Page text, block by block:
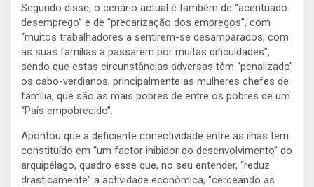
Segundo disse, o cenário actual é também de “acentuado
desemprego” e de “precarização dos empregos”, com
“muitos trabalhadores a sentirem-se desamparados, com
as suas famílias a passarem por muitas dificuldades”,
sendo que estas circunstâncias adversas têm “penalizado”
os cabo-verdianos, principalmente as mulheres chefes de
família, que são as mais pobres de entre os pobres de um
“País empobrecido”.
Apontou que a deficiente conectividade entre as ilhas tem
constituído em “um factor inibidor do desenvolvimento” do
arquipélago, quadro esse que, no seu entender, “reduz
drasticamente” a actividade económica, “cerceando as